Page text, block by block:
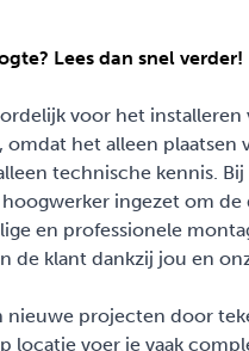
Lees dan snel verder!
voor het installeren
het alleen plaatsen
technische kennis.
ingezet om
en professionele
de klant dankzij jou en
nieuwe projecten door
locatie voer je vaak